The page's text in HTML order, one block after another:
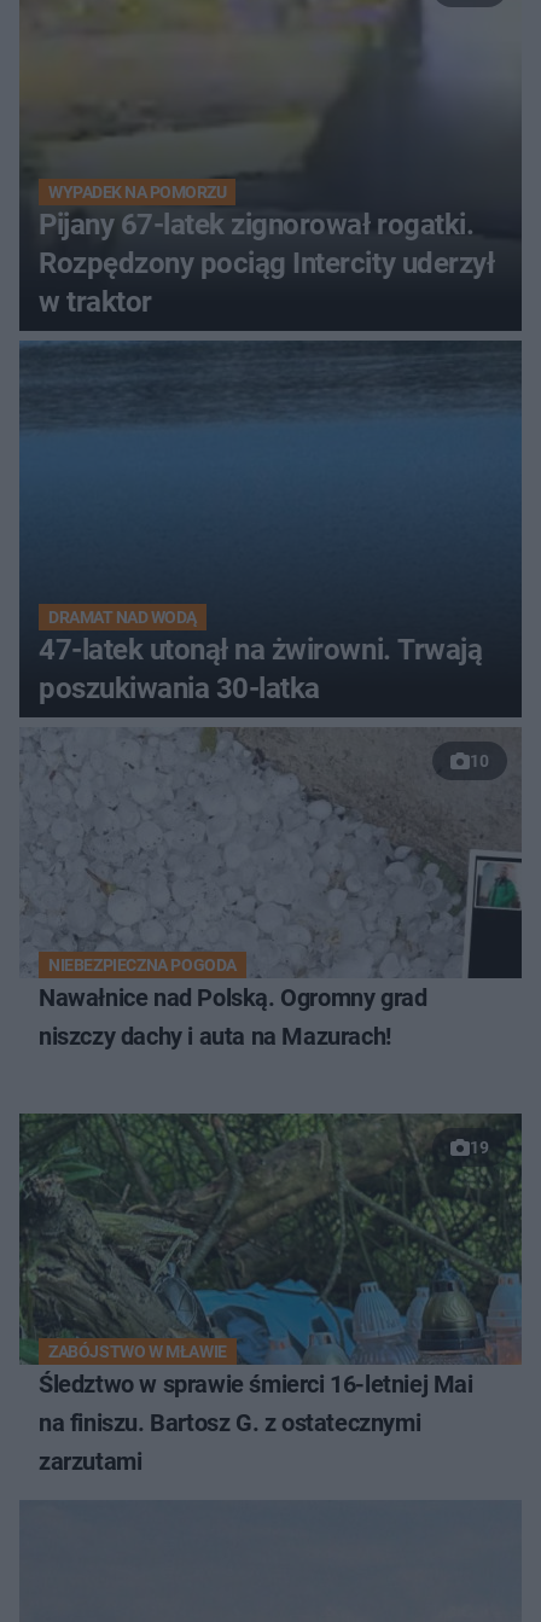
WYPADEK NA POMORZU
Pijany 67-latek zignorował rogatki.
Rozpędzony pociąg Intercity uderzył
w traktor
DRAMAT NAD WODĄ
47-latek utonął na żwirowni. Trwają
poszukiwania 30-latka
10
NIEBEZPIECZNA POGODA
Nawałnice nad Polską. Ogromny grad
niszczy dachy i auta na Mazurach!
19
ZABÓJSTWO W MŁAWIE
Śledztwo w sprawie śmierci 16-letniej Mai
na finiszu. Bartosz G. z ostatecznymi
zarzutami